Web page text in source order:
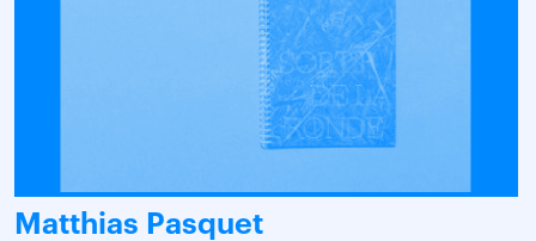
Matthias Pasquet